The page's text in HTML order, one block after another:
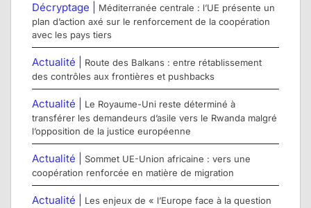
Décryptage |
Méditerranée centrale : l’UE présente un
plan d’action axé sur le renforcement de la coopération
avec les pays tiers
Actualité |
Route des Balkans : entre rétablissement
des contrôles aux frontières et pushbacks
Actualité |
Le Royaume-Uni reste déterminé à
transférer les demandeurs d’asile vers le Rwanda malgré
l’opposition de la justice européenne
Actualité |
Sommet UE-Union africaine : vers une
coopération renforcée en matière de migration
Actualité |
Les enjeux de « l’Europe face à la question